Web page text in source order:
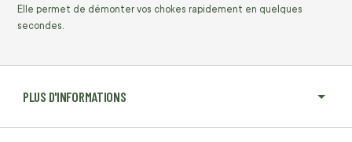
PLUS D'INFORMATIONS
Elle permet de démonter vos chokes rapidement en quelques
secondes.